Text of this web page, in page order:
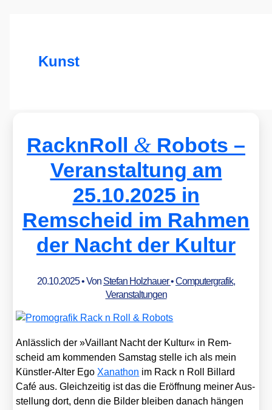
Kunst
RacknRoll & Robots –
Veranstaltung am
25.10.2025 in
Remscheid im Rahmen
der Nacht der Kultur
20.10.2025• Von Stefan Holzhauer•Computergrafik,
Veranstaltungen
Anläss­lich der »Vail­lant Nacht der Kul­tur« in Rem­
scheid am kom­men­den Sams­tag stel­le ich als mein
Künst­ler-Alter Ego Xan­athon im Rack n Roll Bil­lard
Café aus. Gleich­zei­tig ist das die Eröff­nung mei­ner Aus­
stel­lung dort, denn die Bil­der blei­ben danach hän­gen